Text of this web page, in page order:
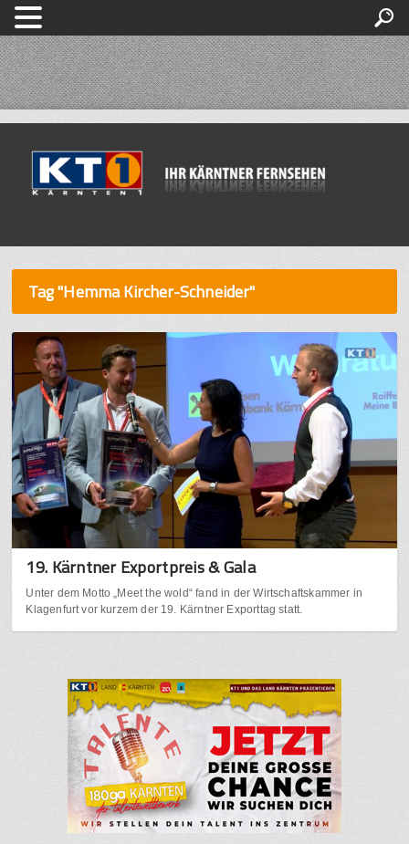
Tag "Hemma Kircher-Schneider"
19. Kärntner Exportpreis & Gala
Unter dem Motto „Meet the wold“ fand in der Wirtschaftskammer in
Klagenfurt vor kurzem der 19. Kärntner Exporttag statt.